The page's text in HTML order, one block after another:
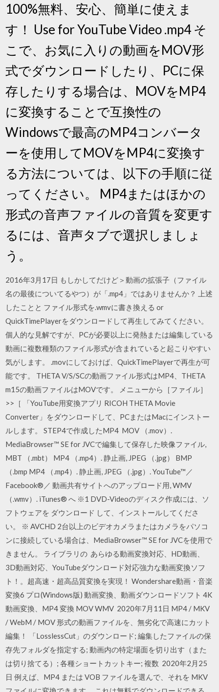
100%無料、安心、簡単に使えま
す！ Use for YouTube Video .mp4 そ
こで、お気に入りの動画をMOV形
式でダウンロードしたり、PCに保
存したりする場合は、MOVをMP4
に変換することで互換性の
Windowsで最高のMP4コンバータ
ーを使用してMOVをMP4に変換す
る方法については、以下の手順に従
ってください。 MP4またはほかの
形式の音声ファイルの音質を変更す
るには、音声タブで選択しましょ
う。
2016年3月17日 もしかしてだけど＞動画の拡張子（ファイル
名の最後についてるやつ）が「.mp4」ではありませんか？ 上述
したことと ファイル形式を.wmvに書き換える or
QuickTimePlayerをダウンロードして再生してみてください。
個人的な見解ですが、PCが必要以上に発熱または編集している
動画に複数種類のファイル形式が含まれていると起こりやすい
気がします。 .movにしておけば、QuickTimePlayerで再生が可
能です。 THETA V/S/SCの動画ファイル形式はMP4、THETA
m15の動画ファイルはMOVです。 メニューから［ファイル］
>>［ 「YouTube用変換アプリ RICOH THETA Movie
Converter」をダウンロードして、PCまたはMacにインストー
ルします。 STEP4で作成したMP4 MOV （.mov）.
MediaBrowser™ SE for JVCで編集して保存した映像ファイル,
MBT （.mbt） MP4 （.mp4）. 静止画, JPEG （.jpg） BMP
（.bmp MP4 （.mp4）. 静止画, JPEG （.jpg）. YouTube™／
Facebook®／ 動画共有サイトへのアップロード用, WMV
（.wmv）. iTunes® へ ※1 DVD-Videoのディスク作成には、ソ
フトウェアを ダウンロード して、インストールしてくださ
い。 ※ AVCHD 2台以上のビデオカメラまたはカメラをパソコ
ンに接続している場合は、MediaBrowser™ SE for JVCを使用で
きません。 ライブラリの あらゆる動画変換対応、HD動画、
3D動画対応、YouTubeダウンロード対応強力な動画変換ソフ
ト！。超高速・超高品質変換を実現！ Wondershare動画・音楽
変換6 プロ(Windows版) 動画変換、動画ダウンロードソフト 4K
動画変換、MP4 変換 MOV WMV 2020年7月11日 MP4 / MKV
/ WebM / MOV 形式の動画ファイルを、無劣化で高速にカット
編集！ 「LosslessCut」のダウンロード; 編集したファイルの保
存先フォルダを指定する; 動画内の特定場面を切り出す（また
は切り捨てる）; 各種ショートカットキー; 複数 2020年2月25
日 例えば、MP4 または VOB ファイルを選んで、それを MKV